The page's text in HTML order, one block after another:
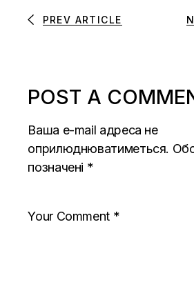
PREV ARTICLE
POST A
Ваша e-mail адреса не
оприлюднюватиметься.
позначені *